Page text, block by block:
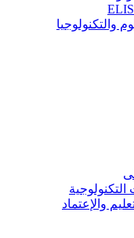
والتكنولوجيا
والإعتماد